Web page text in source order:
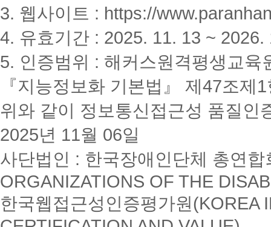
3. 웹사이트 : https://
4. 유효기간 : 2025. 11. 13 ~ 2026.
5. 인증범위 : 해커스원격평생교육
『지능정보화 기본법』 제47조
위와 같이 정보통신접근성 품질인
2025년 11월 06일
사단법인 : 한국장애인단체 총연
ORGANIZATIONS OF THE
한국웹접근성인증평가원(KOREA